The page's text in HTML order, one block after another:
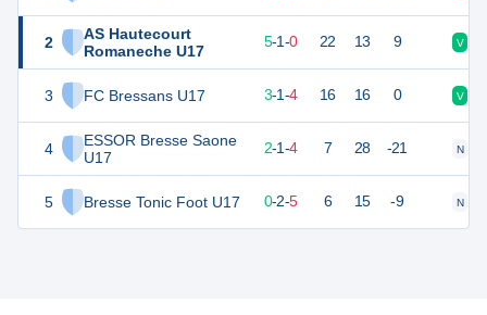
2
AS Hautecourt
Romaneche U17
3 FC Bressans U17
4
ESSOR Bresse Saone
U17
5 Bresse Tonic Foot U17
11 5-1-0 22 13 9 V
10 3-1-4 16 16 0 V
7 7 2-1-4 7 28 -21 N
2 7 0-2-5 6 15 -9 N